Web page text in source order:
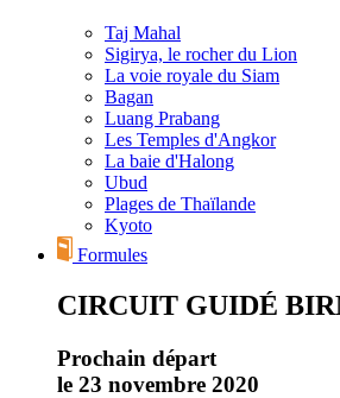
Taj Mahal
Sigirya, le rocher du Lion
La voie royale du Siam
Bagan
Luang Prabang
Les Temples d'Angkor
La baie d'Halong
Ubud
Plages de Thaïlande
Kyoto
Formules
CIRCUIT GUIDÉ
Prochain départ
le 23 novembre 2020